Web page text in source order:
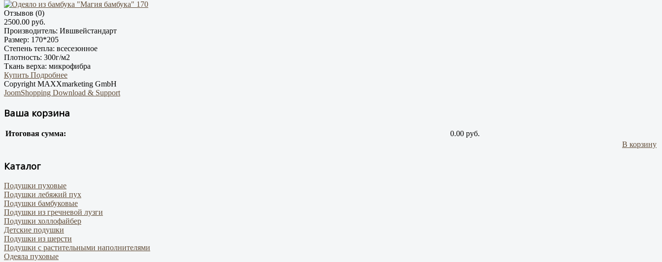
Отзывов (0)
2500.00 руб.
Производитель: Ившвейстандарт
Размер: 170*205
Степень тепла: всесезонное
Плотность: 300г/м2
Ткань верха: микрофибра
Купить Подробнее
Copyright MAXXmarketing GmbH
JoomShopping Download & Support
Ваша корзина
Итоговая сумма:
0.00 руб.
В корзину
Каталог
Подушки пуховые
Подушки лебяжий пух
Подушки бамбуковые
Подушки из гречневой лузги
Подушки холлофайбер
Детские подушки
Подушки из шерсти
Подушки с растительными наполнителями
Одеяла пуховые